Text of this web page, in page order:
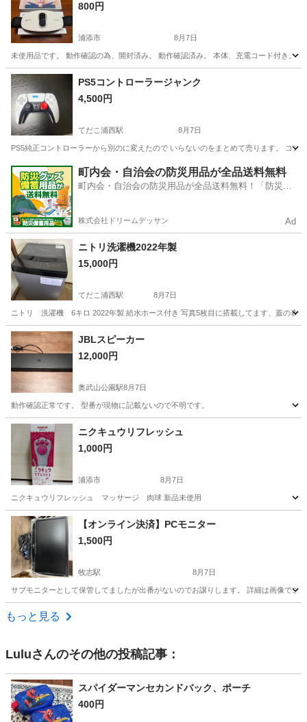
800円
浦添市 8月7日
未使用品です。 動作確認の為、開封済み。 動作確認済み。 本体、充電コード付き。
沖縄 浦添市 コード
PS5コントローラージャンク
4,500円
てだこ浦西駅 8月7日
PS5純正コントローラーから別のに変えたので いらないのをまとめて売ります。 コ
沖縄 浦添市 てだこ浦西駅 オーディオ
町内会・自治会の防災用品が全品送料無料
町内会・自治会の防災用品が全品送料無料！「防災備
株式会社ドリームデッサン Ad
ニトリ洗濯機2022年製
15,000円
てだこ浦西駅 8月7日
ニトリ 洗濯機 6キロ 2022年製 給水ホース付き 写真5枚目に搭載してます、蓋の表
沖縄 浦添市 てだこ浦西駅
JBLスピーカー
12,000円
奥武山公園駅8月7日
動作確認正常です。 型番が現物に記載ないので不明です。
沖縄 島尻郡 奥武山公園駅
ニクキュウリフレッシュ
1,000円
浦添市 8月7日
ニクキュウリフレッシュ マッサージ 肉球 新品未使用
沖縄 浦添市 美容家電 新品
【オンライン決済】PCモニター
1,500円
牧志駅 8月7日
サブモニターとして保管してましたが出番がないのでお譲りします。 詳細は画像でご
沖縄 那覇市
もっと見る
Luluさんのその他の投稿記事：
スパイダーマンセカンドバック、ポーチ
400円